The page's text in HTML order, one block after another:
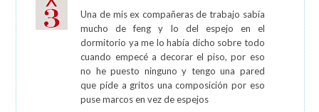
Una de mis ex compañeras de trabajo sabía
mucho de feng y lo del espejo en el
dormitorio ya me lo había dicho sobre todo
cuando empecé a decorar el piso, por eso
no he puesto ninguno y tengo una pared
que pide a gritos una composición por eso
puse marcos en vez de espejos